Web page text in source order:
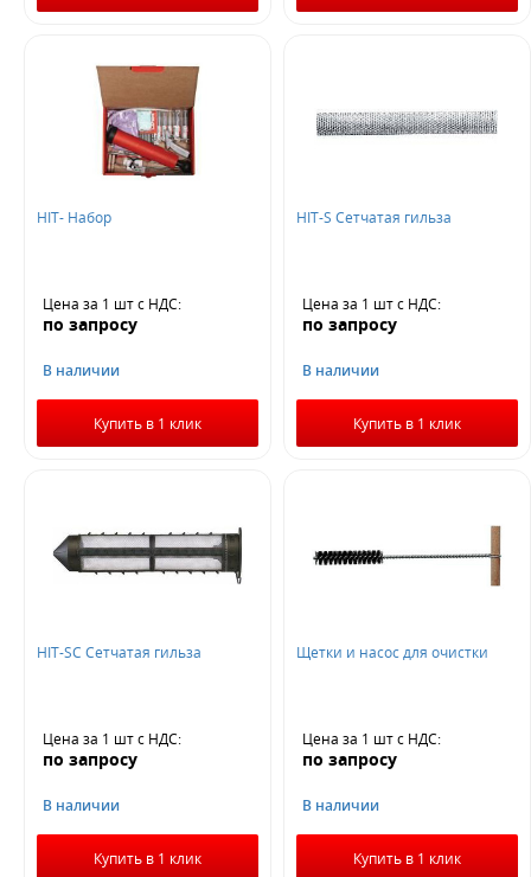
HIT- Набор
Цена за 1 штс НДС:
по запросу
В наличии
Купить в 1 клик
HIT-S Сетчатая гильза
Цена за 1 штс НДС:
по запросу
В наличии
Купить в 1 клик
HIT-SC Сетчатая гильза
Цена за 1 штс НДС:
по запросу
В наличии
Купить в 1 клик
Щетки и насос для очистки
Цена за 1 штс НДС:
по запросу
В наличии
Купить в 1 клик